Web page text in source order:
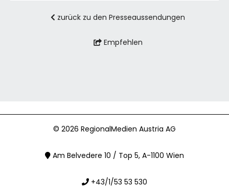
zurück zu den Presseaussendungen
Empfehlen
© 2026 RegionalMedien Austria AG
Am Belvedere 10 / Top 5, A-1100 Wien
+43/1/53 53 530